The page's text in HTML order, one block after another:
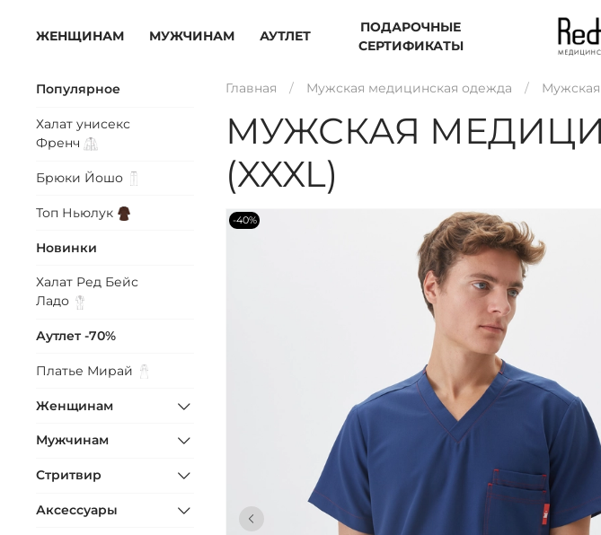
ЖЕНЩИНАМ МУЖЧИНАМ АУТЛЕТ
ПОДАРОЧНЫЕ
СЕРТИФИКАТЫ
Главная Мужская медицинская одежда
МУЖСКАЯ
(XXXL)
-40%
Популярное
Халат унисекс
Френч
Брюки Йошо
Топ Ньюлук
Новинки
Халат Ред Бейс
Ладо
Аутлет -70%
Платье Мирай
Женщинам
Мужчинам
Стритвир
Аксессуары